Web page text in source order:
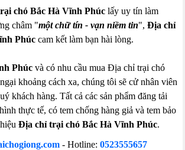
chó Bắc Hà Vĩnh Phúc lấy uy tín làm
châm "một chữ tín - vạn niềm tin",Địa chỉ
Phúc cam kết làm bạn hài lòng.
Phúc và có nhu cầu mua Địa chỉ trại chó
khoảng cách xa, chúng tôi sẽ cử nhân viên
khách hàng. Tất cả các sản phẩm đăng tải
thực tế, có tem chống hàng giả và tem bảo
hiệuĐịa chỉ trại chó Bắc Hà Vĩnh Phúc.
- Hotline: 0523555657